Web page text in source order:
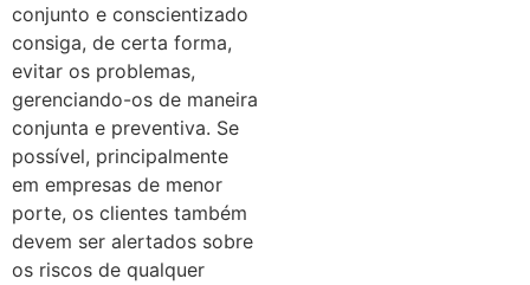
conjunto e conscientizado
consiga, de certa forma,
evitar os problemas,
gerenciando-os de maneira
conjunta e preventiva. Se
possível, principalmente
em empresas de menor
porte, os clientes também
devem ser alertados sobre
os riscos de qualquer